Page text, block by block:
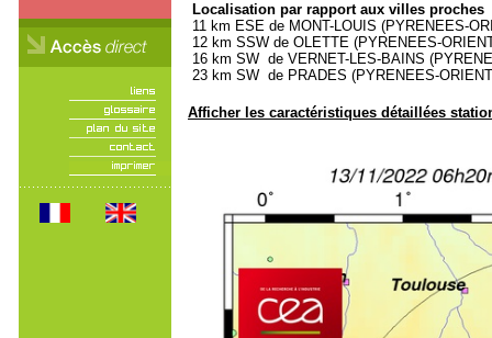
Localisation par rapport aux villes proches
11 km ESE de MONT-LOUIS (PYRENEES-
12 km SSW de OLETTE (PYRENEES-
16 km SW de VERNET-LES-BAINS
23 km SW de PRADES (PYRENEES-
Afficher les caractéristiques détaillées